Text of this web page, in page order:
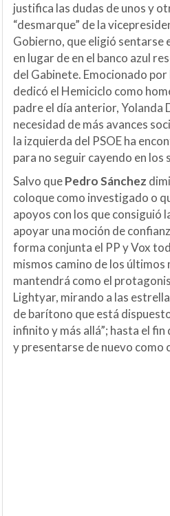
justifica las dudas de unos y
“desmarque” de la
Gobierno, que eligió sentarse
en lugar de en el banco azul
del Gabinete. Emocionado por
dedicó el Hemiciclo como
padre el día anterior, Yolanda
necesidad de más avances
la izquierda del PSOE ha
para no seguir cayendo en los
Salvo quePedro Sánchez
coloque como investigado o
apoyos con los que consiguió
apoyar una moción de
forma conjunta el PP y Vox
mismos camino de los últimos
mantendrá como el
Lightyar, mirando a las
de barítono que está
infinito y más allá”; hasta el
y presentarse de nuevo como